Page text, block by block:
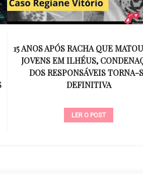
UM KIT DE MAQUIAGEM, UMA
DE TRABALHO E UMA
ESQUECIDA: POR QUE UM
VIROU DEBATE NACIONAL